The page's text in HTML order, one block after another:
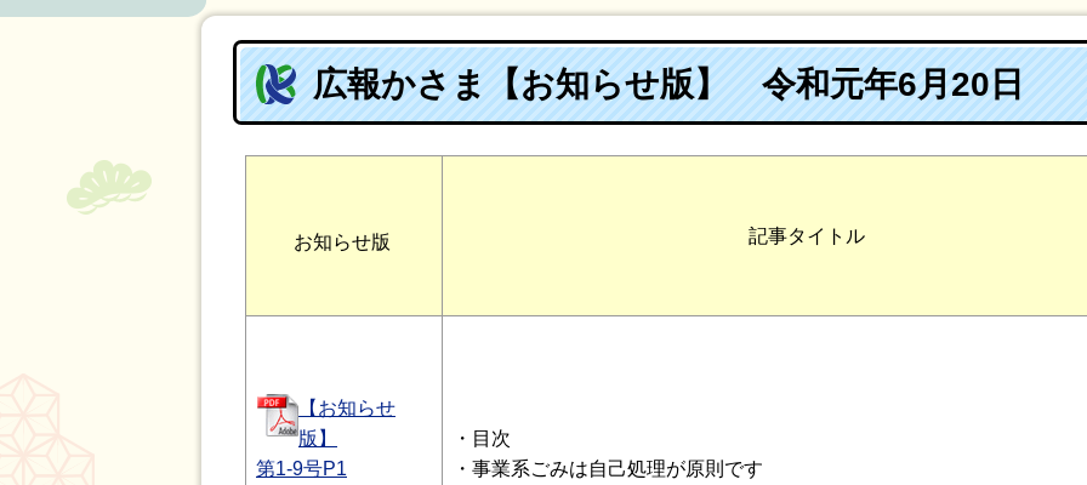
広報かさま【お知らせ版】 令和元年6月20日
お知らせ版 記事タイトル
【お知らせ
版】
第1-9号P1
・目次
・事業系ごみは自己処理が原則です